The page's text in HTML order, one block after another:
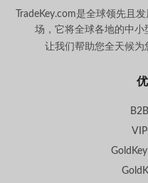
TradeKey.com是全球领先且
场，它将全球各地的中小
让我们帮助您全天候为